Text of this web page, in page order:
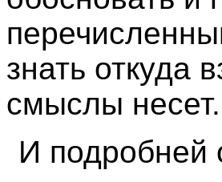
знать откуда
смыслы несет.
И подробней